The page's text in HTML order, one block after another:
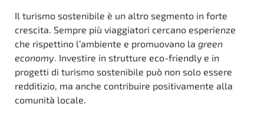
Il turismo sostenibile è un altro segmento in forte
crescita. Sempre più viaggiatori cercano esperienze
che rispettino l’ambiente e promuovano la green
economy. Investire in strutture eco-friendly e in
progetti di turismo sostenibile può non solo essere
redditizio, ma anche contribuire positivamente alla
comunità locale.